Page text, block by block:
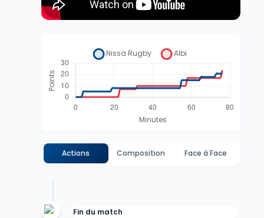
Actions Composition Face à Face
Fin du match